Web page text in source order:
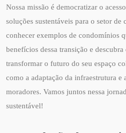
Nossa missão é democratizar o
soluções sustentáveis para o setor de
conhecer exemplos de condomínios
benefícios dessa transição e
transformar o futuro do seu espaço
como a adaptação da infraestrutura e
moradores. Vamos juntos nessa
sustentável!